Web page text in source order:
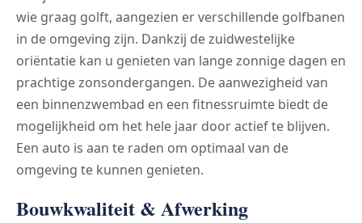
wie graag golft, aangezien er verschillende golfbanen
in de omgeving zijn. Dankzij de zuidwestelijke
oriëntatie kan u genieten van lange zonnige dagen en
prachtige zonsondergangen. De aanwezigheid van
een binnenzwembad en een fitnessruimte biedt de
mogelijkheid om het hele jaar door actief te blijven.
Een auto is aan te raden om optimaal van de
omgeving te kunnen genieten.
Bouwkwaliteit & Afwerking